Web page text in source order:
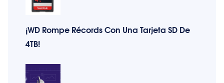
¡WD Rompe Récords Con Una Tarjeta SD De
4TB!